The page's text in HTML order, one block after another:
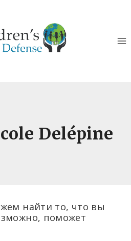
Delépine
найти то, что вы
поможет